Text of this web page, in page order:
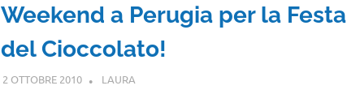
Weekend a Perugia per la Festa
del Cioccolato!
2 OTTOBRE 2010 LAURA